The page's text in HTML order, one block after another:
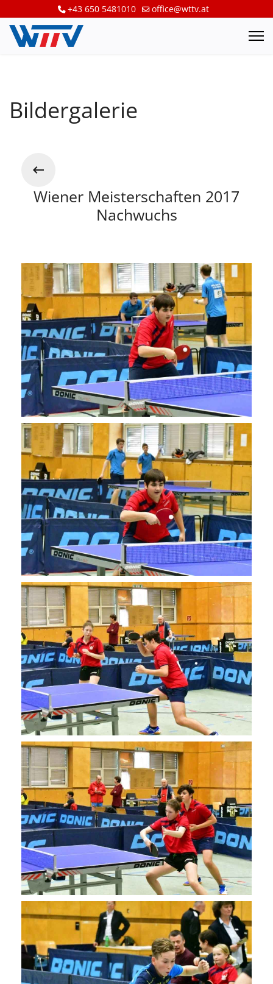
+43 650 5481010 office@wttv.at
Bildergalerie
Wiener Meisterschaften 2017
Nachwuchs